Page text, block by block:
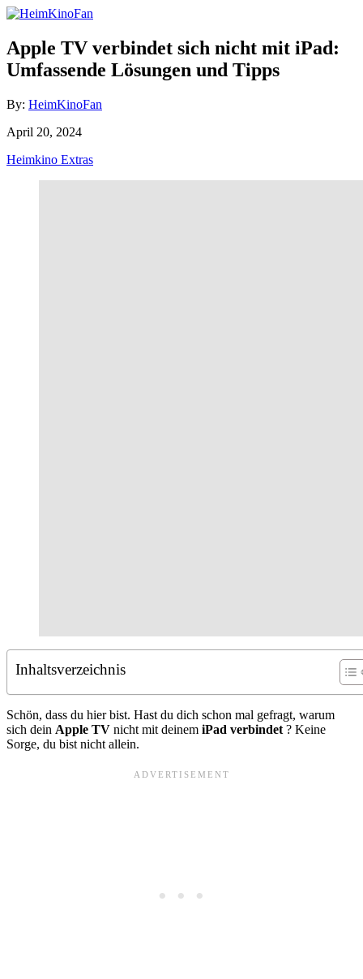
Skip
Content
Apple TV verbindet sich nicht mit iPad:
Umfassende Lösungen und Tipps
By: Author
HeimKinoFan
Posted
April 20, 2024
Categories
Heimkino Extras
Inhaltsverzeichnis
Schön, dass du hier bist. Hast du dich schon mal gefragt, warum
sich dein Apple TV nicht mit deinem iPad verbindet ? Keine
Sorge, du bist nicht allein.